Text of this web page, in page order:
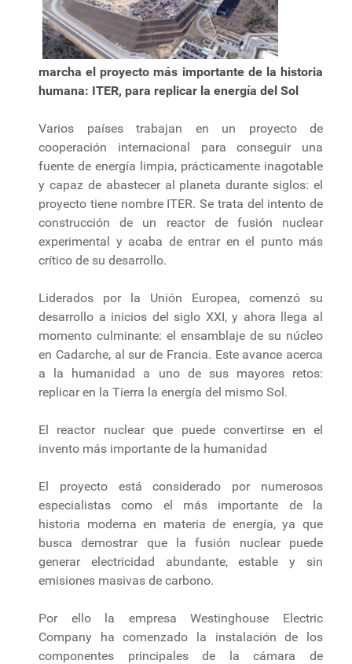
marcha el proyecto más importante de la historia
humana: ITER, para replicar la energía del Sol
Varios países trabajan en un proyecto de
cooperación internacional para conseguir una
fuente de energía limpia, prácticamente inagotable
y capaz de abastecer al planeta durante siglos: el
proyecto tiene nombre ITER. Se trata del intento de
construcción de un reactor de fusión nuclear
experimental y acaba de entrar en el punto más
crítico de su desarrollo.
Liderados por la Unión Europea, comenzó su
desarrollo a inicios del siglo XXI, y ahora llega al
momento culminante: el ensamblaje de su núcleo
en Cadarche, al sur de Francia. Este avance acerca
a la humanidad a uno de sus mayores retos:
replicar en la Tierra la energía del mismo Sol.
El reactor nuclear que puede convertirse en el
invento más importante de la humanidad
El proyecto está considerado por numerosos
especialistas como el más importante de la
historia moderna en materia de energía, ya que
busca demostrar que la fusión nuclear puede
generar electricidad abundante, estable y sin
emisiones masivas de carbono.
Por ello la empresa Westinghouse Electric
Company ha comenzado la instalación de los
componentes principales de la cámara de